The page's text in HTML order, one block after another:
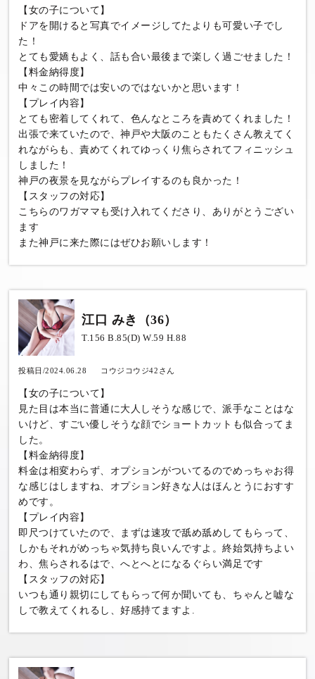
【女の子について】
ドアを開けると写真でイメージしてたよりも可愛い子でし
た！
とても愛嬌もよく、話も合い最後まで楽しく過ごせました！
【料金納得度】
中々この時間では安いのではないかと思います！
【プレイ内容】
とても密着してくれて、色んなところを責めてくれました！
出張で来ていたので、神戸や大阪のこともたくさん教えてく
れながらも、責めてくれてゆっくり焦らされてフィニッシュ
しました！
神戸の夜景を見ながらプレイするのも良かった！
【スタッフの対応】
こちらのワガママも受け入れてくださり、ありがとうござい
ます
また神戸に来た際にはぜひお願いします！
江口 みき（36）
T.156 B.85(D) W.59 H.88
投稿日/2024.06.28 コウジコウジ42さん
【女の子について】
見た目は本当に普通に大人しそうな感じで、派手なことはな
いけど、すごい優しそうな顔でショートカットも似合ってま
した。
【料金納得度】
料金は相変わらず、オプションがついてるのでめっちゃお得
な感じはしますね、オプション好きな人はほんとうにおすす
めです。
【プレイ内容】
即尺つけていたので、まずは速攻で舐め舐めしてもらって、
しかもそれがめっちゃ気持ち良いんですよ。終始気持ちよい
わ、焦らされるはで、へとへとになるぐらい満足です
【スタッフの対応】
いつも通り親切にしてもらって何か聞いても、ちゃんと嘘な
しで教えてくれるし、好感持てますよ.